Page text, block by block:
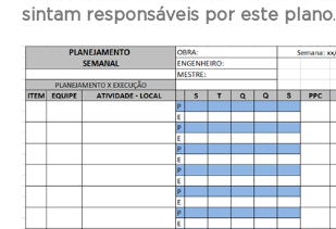
sintam responsáveis por este plano.